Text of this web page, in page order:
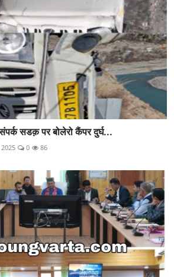
सडक़ पर बोलेरो कैंपर दुर्घ...
2025 0 86